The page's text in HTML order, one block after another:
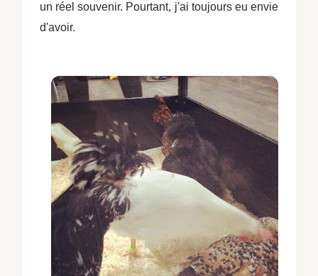
un réel souvenir. Pourtant, j'ai toujours eu envie
d'avoir.